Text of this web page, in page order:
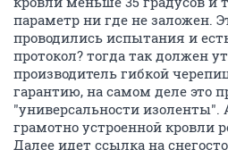
параметр ни где не заложен.
проводились испытания и
протокол? тогда так должен
производитель гибкой
гарантию, на самом деле это
"универсальности изоленты".
грамотно устроенной кровли
Далее идет ссылка на